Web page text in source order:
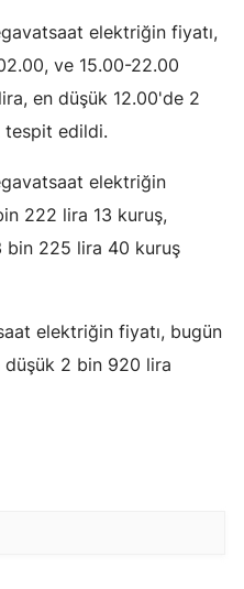
Erzurum
Eskişehir
Gaziantep
Gümüşhane
Hakkari
Isparta
elektriğin fiyatı,
ve 15.00-22.00
en düşük 12.00'de 2
tespit edildi.
elektriğin
222 lira 13 kuruş,
bin 225 lira 40 kuruş
elektriğin fiyatı, bugün
2 bin 920 lira